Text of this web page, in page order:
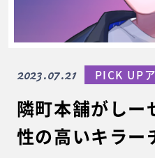
隣町本舗がしー
性の高いキラー
2023.07.21 PICK UP